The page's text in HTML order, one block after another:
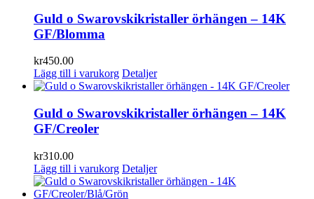
Guld o Swarovskikristaller örhängen – 14K
GF/Blomma
kr450.00
Lägg till i varukorg Detaljer
Guld o Swarovskikristaller örhängen – 14K
GF/Creoler
kr310.00
Lägg till i varukorg Detaljer